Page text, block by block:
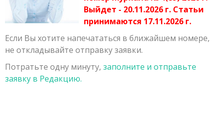
Публикационная этика журнала
Политика журнала
Порядок рецензирования рукописей, поступивших в
редакцию
Оргвзнос
Наши авторы
Физико-математические науки
Химические науки
Заявка на публикацию
Контакты
Выйдет - 20.11.2026 г. Статьи
принимаются 17.11.2026 г.
Если Вы хотите напечататься в ближайшем номере,
не откладывайте отправку заявки.
Потратьте одну минуту, заполните и отправьте
заявку в Редакцию.